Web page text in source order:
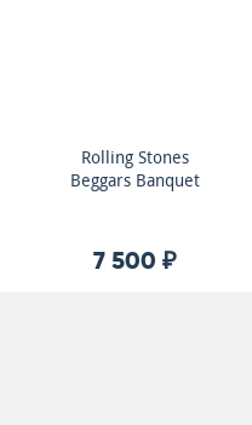
Rolling Stones
Beggars Banquet
7 500 ₽